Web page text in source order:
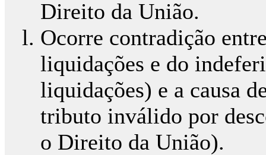
Direito da União.
Ocorre contradição
liquidações e do
liquidações) e a causa
tributo inválido por
o Direito da União).